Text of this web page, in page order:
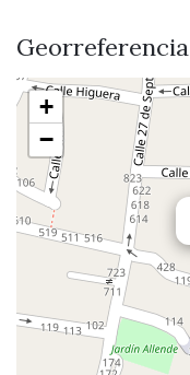
Georreferencia
+
−